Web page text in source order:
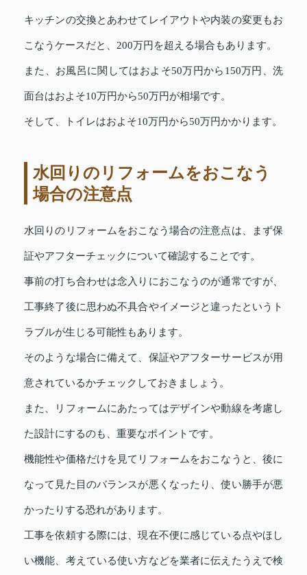
キッチンの交換とあわせてレイアウトや内装の変更もお
こなうケースだと、200万円を超える場合もあります。
また、お風呂に関してはおよそ50万円から150万円、洗
面台はおよそ10万円から50万円が相場です。
そして、トイレはおよそ10万円から50万円かかります。
水回りのリフォームをおこなう
場合の注意点
水回りのリフォームをおこなう場合の注意点は、まず保
証やアフターチェックについて確認することです。
事前の打ち合わせは念入りにおこなうのが通常ですが、
工事終了後に思わぬ不具合やイメージと違ったというト
ラブルが生じる可能性もあります。
そのような場合に備えて、保証やアフターサービスが用
意されているかチェックしておきましょう。
また、リフォームにあたってはデザインや動線を考慮し
た設計にするのも、重要なポイントです。
機能性や価格だけを見てリフォームをおこなうと、後に
なって見た目のバランスが悪くなったり、使い勝手が悪
かったりする恐れがあります。
工事を依頼する際には、現在不便に感じている点やほし
い機能、考えている使い方などを業者に伝えたうえで検